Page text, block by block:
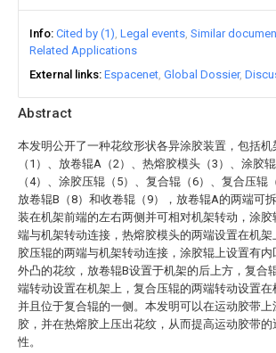
Abstract
本发明公开了一种花纹形状各异涂胶装置，包括机
（1）、放卷辊A（2）、热熔胶模头（3）、涂胶辊
（4）、涂胶压辊（5）、复合辊（6）、复合压辊
放卷辊B（8）和收卷辊（9），放卷辊A的两端可
装在机架前端的左右两侧并可相对机架转动，涂胶
端与机架转动连接，热熔胶模头的两端设置在机架
胶压辊的两端与机架转动连接，涂胶辊上设置有内
外凸的花纹，放卷辊B设置于机架的后上方，复合
端转动设置在机架上，复合压辊的两端转动设置在
并且位于复合辊的一侧。本发明可以在运动胶带上
胶，并在热熔胶上压出花纹，从而提高运动胶带的
性。
Info Cited by (1) Legal events Similar
Related Applications
External links Espacenet Global Dossier